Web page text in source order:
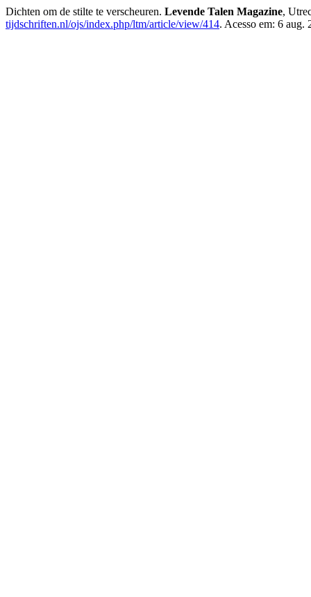
Dichten om de stilte te verscheuren. Levende Talen Magazine,
tijdschriften.nl/ojs/index.php/ltm/article/view/414. Acesso em: 6 aug.